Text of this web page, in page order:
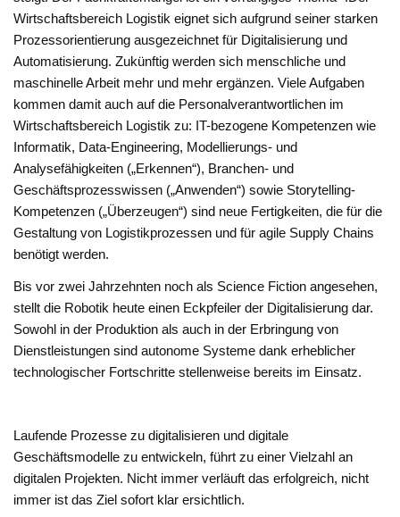
Wirtschaftsbereich Logistik eignet sich aufgrund seiner starken
Prozessorientierung ausgezeichnet für Digitalisierung und
Automatisierung. Zukünftig werden sich menschliche und
maschinelle Arbeit mehr und mehr ergänzen. Viele Aufgaben
kommen damit auch auf die Personalverantwortlichen im
Wirtschaftsbereich Logistik zu: IT-bezogene Kompetenzen wie
Informatik, Data-Engineering, Modellierungs- und
Analysefähigkeiten („Erkennen“), Branchen- und
Geschäftsprozesswissen („Anwenden“) sowie Storytelling-
Kompetenzen („Überzeugen“) sind neue Fertigkeiten, die für die
Gestaltung von Logistikprozessen und für agile Supply Chains
benötigt werden.
Bis vor zwei Jahrzehnten noch als Science Fiction angesehen,
stellt die Robotik heute einen Eckpfeiler der Digitalisierung dar.
Sowohl in der Produktion als auch in der Erbringung von
Dienstleistungen sind autonome Systeme dank erheblicher
technologischer Fortschritte stellenweise bereits im Einsatz.
Laufende Prozesse zu digitalisieren und digitale
Geschäftsmodelle zu entwickeln, führt zu einer Vielzahl an
digitalen Projekten. Nicht immer verläuft das erfolgreich, nicht
immer ist das Ziel sofort klar ersichtlich.